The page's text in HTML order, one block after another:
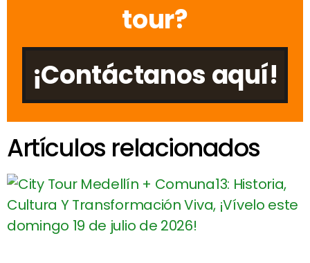
tour?
¡Contáctanos aquí!
Artículos relacionados